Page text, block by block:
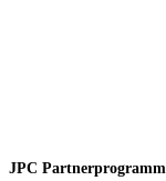
JPC Partnerprogramm